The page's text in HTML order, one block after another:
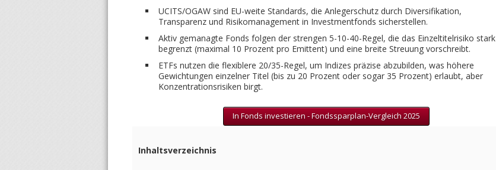
UCITS/OGAW sind EU-weite Standards, die Anlegerschutz durch Diversifikation,
Transparenz und Risikomanagement in Investmentfonds sicherstellen.
Aktiv gemanagte Fonds folgen der strengen 5-10-40-Regel, die das Einzeltitelrisiko stark
begrenzt (maximal 10 Prozent pro Emittent) und eine breite Streuung vorschreibt.
ETFs nutzen die flexiblere 20/35-Regel, um Indizes präzise abzubilden, was höhere
Gewichtungen einzelner Titel (bis zu 20 Prozent oder sogar 35 Prozent) erlaubt, aber
Konzentrationsrisiken birgt.
In Fonds investieren - Fondssparplan-Vergleich 2025
Inhaltsverzeichnis